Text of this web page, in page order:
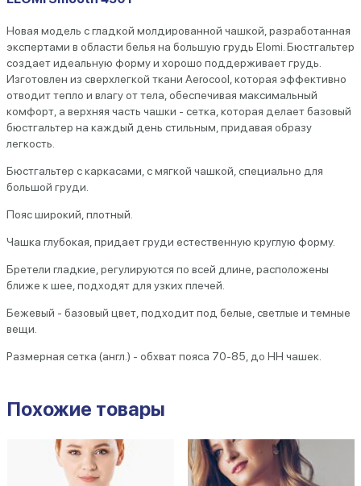
Новая модель с гладкой молдированной чашкой, разработанная
экспертами в области белья на большую грудь Elomi. Бюстгальтер
создает идеальную форму и хорошо поддерживает грудь.
Изготовлен из сверхлегкой ткани Aerocool, которая эффективно
отводит тепло и влагу от тела, обеспечивая максимальный
комфорт, а верхняя часть чашки - сетка, которая делает базовый
бюстгальтер на каждый день стильным, придавая образу
легкость.
Бюстгальтер с каркасами, с мягкой чашкой, специально для
большой груди.
Пояс широкий, плотный.
Чашка глубокая, придает груди естественную круглую форму.
Бретели гладкие, регулируются по всей длине, расположены
ближе к шее, подходят для узких плечей.
Бежевый - базовый цвет, подходит под белые, светлые и темные
вещи.
Размерная сетка (англ.) - обхват пояса 70-85, до НН чашек.
Похожие товары